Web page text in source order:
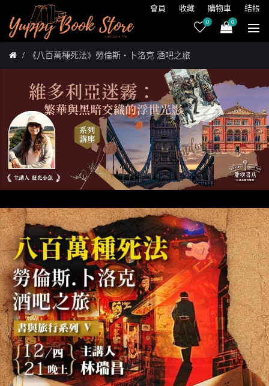
會員 收藏 購物車 結帳
0 0
《八百萬種死法》勞倫斯‧卜洛克 酒吧之旅